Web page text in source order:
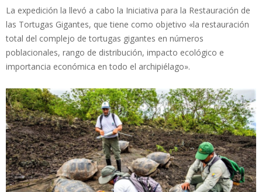
La expedición la llevó a cabo la Iniciativa para la Restauración de
las Tortugas Gigantes, que tiene como objetivo «la restauración
total del complejo de tortugas gigantes en números
poblacionales, rango de distribución, impacto ecológico e
importancia económica en todo el archipiélago».